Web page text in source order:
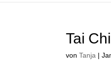
Tai
vonTanja |